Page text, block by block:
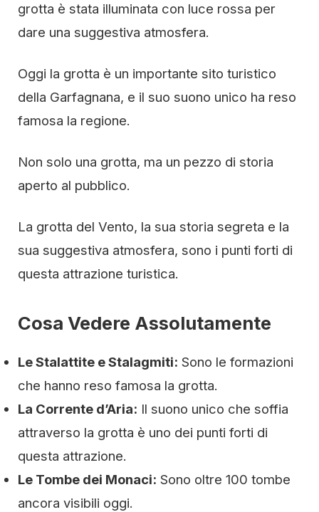
grotta è stata illuminata con luce rossa per
dare una suggestiva atmosfera.
Oggi la grotta è un importante sito turistico
della Garfagnana, e il suo suono unico ha reso
famosa la regione.
Non solo una grotta, ma un pezzo di storia
aperto al pubblico.
La grotta del Vento, la sua storia segreta e la
sua suggestiva atmosfera, sono i punti forti di
questa attrazione turistica.
Cosa Vedere Assolutamente
Le Stalattite e Stalagmiti: Sono le formazioni
che hanno reso famosa la grotta.
La Corrente d’Aria: Il suono unico che soffia
attraverso la grotta è uno dei punti forti di
questa attrazione.
Le Tombe dei Monaci: Sono oltre 100 tombe
ancora visibili oggi.